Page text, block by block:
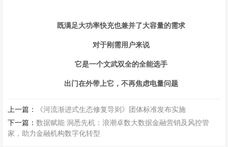
既满足大功率快充也兼并了大容量的需求
对于刚需用户来说
它是一个文武双全的全能选手
出门在外带上它，不再焦虑电量问题
上一篇：
《河流渐进式生态修复导则》团体标准发布实施
下一篇：数据赋能 洞悉先机：浪潮卓数大数据金融营销及风控管
家，助力金融机构数字化转型